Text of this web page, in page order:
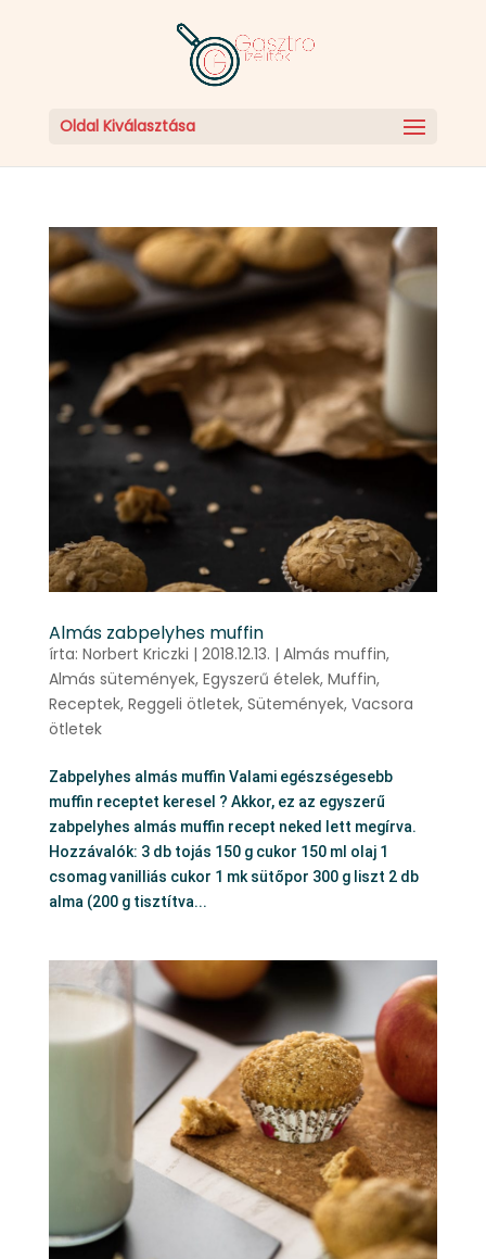
Oldal Kiválasztása
Almás zabpelyhes muffin
írta: Norbert Kriczki | 2018.12.13. | Almás muffin,
Almás sütemények, Egyszerű ételek, Muffin,
Receptek, Reggeli ötletek, Sütemények, Vacsora
ötletek
Zabpelyhes almás muffin Valami egészségesebb
muffin receptet keresel ? Akkor, ez az egyszerű
zabpelyhes almás muffin recept neked lett megírva.
Hozzávalók: 3 db tojás 150 g cukor 150 ml olaj 1
csomag vanilliás cukor 1 mk sütőpor 300 g liszt 2 db
alma (200 g tisztítva...